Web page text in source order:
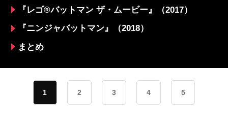
『レゴ®️バットマン ザ・ムービー』（2017）
『ニンジャバットマン』（2018）
まとめ
1 2 3 4 5